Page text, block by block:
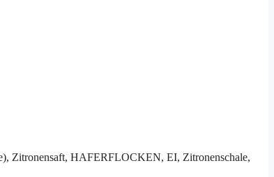
Zitronensaft, HAFERFLOCKEN, EI, Zitronenschale,